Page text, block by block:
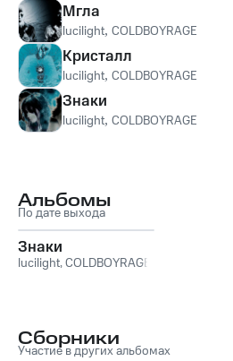
Мгла
lucilight, COLDBOYRAGE
Кристалл
lucilight, COLDBOYRAGE
Знаки
lucilight, COLDBOYRAGE
Альбомы
По дате выхода
Знаки
lucilight,COLDBOYRAGE
Сборники
Участие в других альбомах